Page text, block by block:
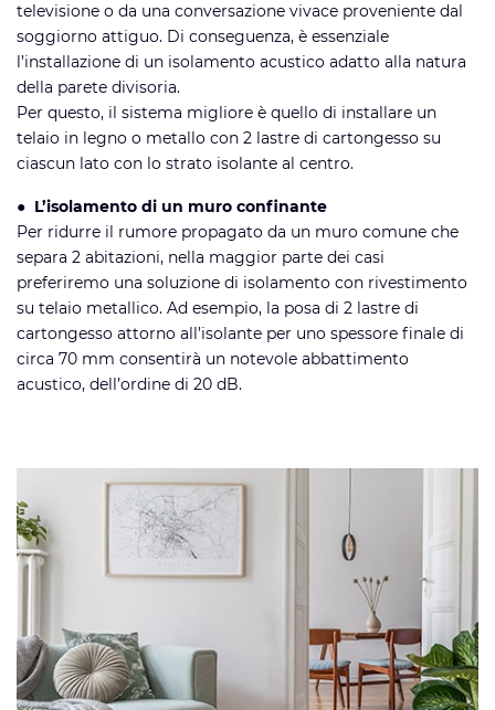
televisione o da una conversazione vivace proveniente dal
soggiorno attiguo. Di conseguenza, è essenziale
l’installazione di un isolamento acustico adatto alla natura
della parete divisoria.
Per questo, il sistema migliore è quello di installare un
telaio in legno o metallo con 2 lastre di cartongesso su
ciascun lato con lo strato isolante al centro.
● L’isolamento di un muro confinante
Per ridurre il rumore propagato da un muro comune che
separa 2 abitazioni, nella maggior parte dei casi
preferiremo una soluzione di isolamento con rivestimento
su telaio metallico. Ad esempio, la posa di 2 lastre di
cartongesso attorno all’isolante per uno spessore finale di
circa 70 mm consentirà un notevole abbattimento
acustico, dell’ordine di 20 dB.